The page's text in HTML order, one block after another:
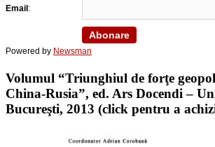
Email :
Powered by Newsman
Volumul “Triunghiul de forţe
China-Rusia”, ed. Ars Docendi –
Bucureşti, 2013 (click pentru a